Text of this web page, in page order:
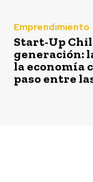
Emprendimiento
Start-Up
generación:
la economía
paso entre